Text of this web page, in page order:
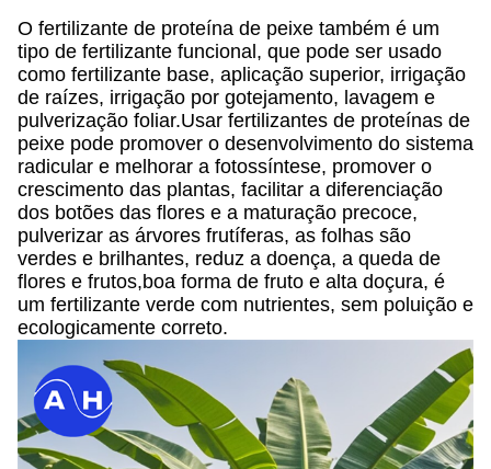
O fertilizante de proteína de peixe também é um
tipo de fertilizante funcional, que pode ser usado
como fertilizante base, aplicação superior, irrigação
de raízes, irrigação por gotejamento, lavagem e
pulverização foliar.Usar fertilizantes de proteínas de
peixe pode promover o desenvolvimento do sistema
radicular e melhorar a fotossíntese, promover o
crescimento das plantas, facilitar a diferenciação
dos botões das flores e a maturação precoce,
pulverizar as árvores frutíferas, as folhas são
verdes e brilhantes, reduz a doença, a queda de
flores e frutos,boa forma de fruto e alta doçura, é
um fertilizante verde com nutrientes, sem poluição e
ecologicamente correto.